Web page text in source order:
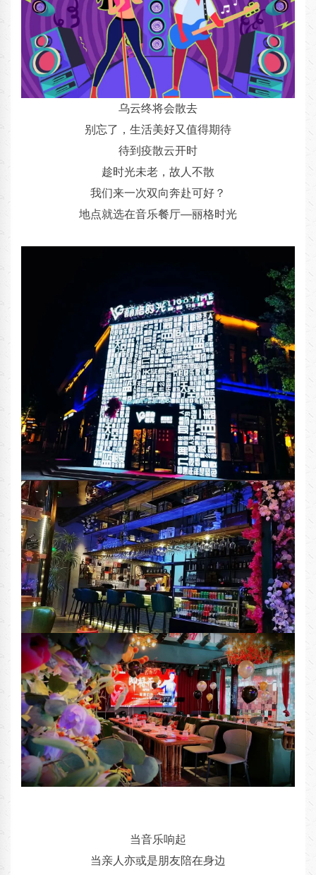
乌云终将会散去
别忘了，生活美好又值得期待
待到疫散云开时
趁时光未老，故人不散
我们来一次双向奔赴可好？
地点就选在音乐餐厅—丽格时光
当音乐响起
当亲人亦或是朋友陪在身边